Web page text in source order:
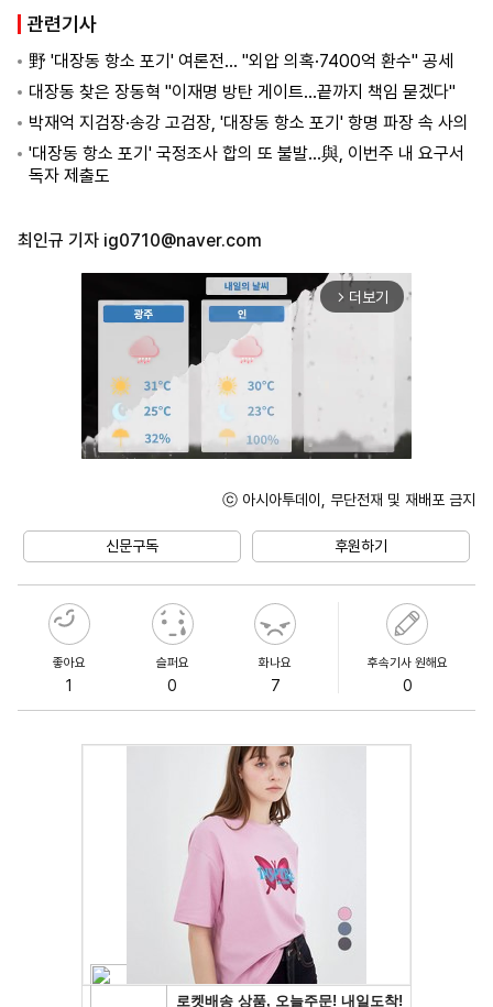
관련기사
野 '대장동 항소 포기' 여론전… "외압 의혹·7400억 환수" 공세
대장동 찾은 장동혁 "이재명 방탄 게이트…끝까지 책임 묻겠다"
박재억 지검장·송강 고검장, '대장동 항소 포기' 항명 파장 속 사의
'대장동 항소 포기' 국정조사 합의 또 불발…與, 이번주 내 요구서
독자 제출도
최인규 기자 ig0710@naver.com
arrow_forward_ios 더보기
ⓒ 아시아투데이, 무단전재 및 재배포 금지
신문구독 후원하기
좋아요
1
슬퍼요
0
화나요
7
후속기사 원해요
0